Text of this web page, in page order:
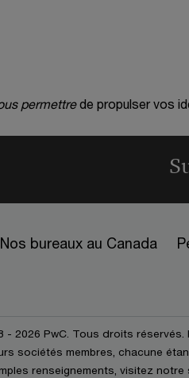
permettre de propulser vos
Nos bureaux au Canada
- 2026 PwC. Tous droits réservés.
sociétés membres, chacune
renseignements, visitez notre